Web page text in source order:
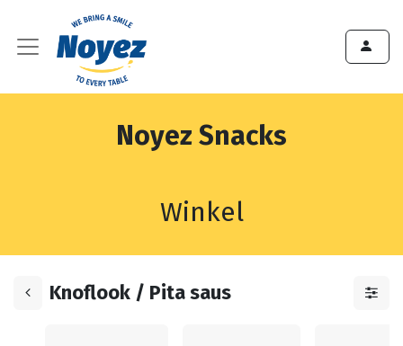
Noyez Snacks
Winkel
Knoflook / Pita saus